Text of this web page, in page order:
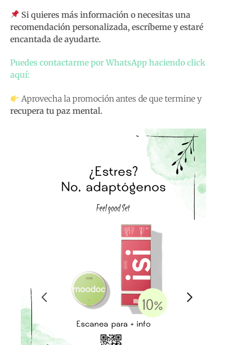
Si quieres más información o necesitas una
recomendación personalizada, escríbeme y estaré
encantada de ayudarte.
Puedes contactarme por WhatsApp haciendo click
aquí:
Aprovecha la promoción antes de que termine y
recupera tu paz mental.